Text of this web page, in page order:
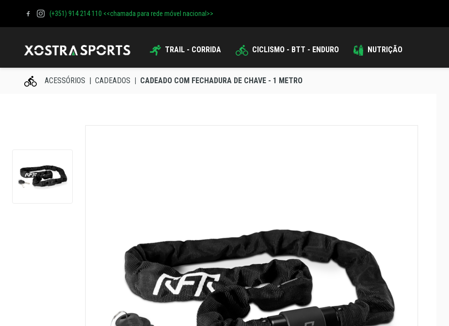
(+351) 914 214 110 <<chamada para rede móvel nacional>>
TRAIL - CORRIDA CICLISMO - BTT - ENDURO NUTRIÇÃO
ACESSÓRIOS CADEADOS CADEADO COM FECHADURA DE CHAVE - 1 METRO